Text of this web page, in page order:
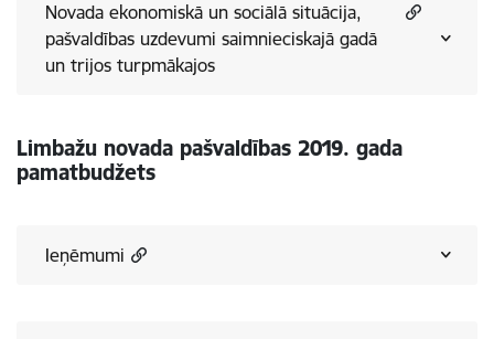
Novada ekonomiskā un sociālā situācija,
pašvaldības uzdevumi saimnieciskajā gadā
un trijos turpmākajos
Limbažu novada pašvaldības 2019. gada
pamatbudžets
Ieņēmumi